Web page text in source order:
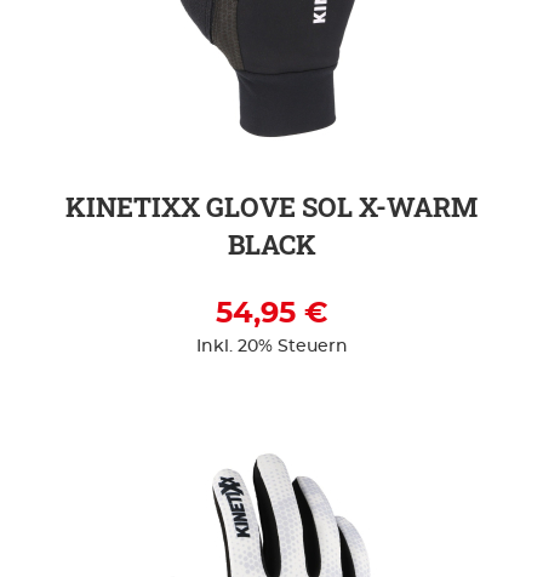
KINETIXX GLOVE SOL X-WARM
BLACK
54,95 €
Inkl. 20% Steuern
ZUR DETAILSEITE